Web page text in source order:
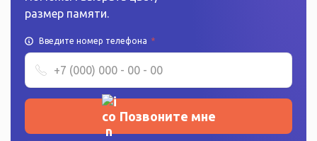
размер памяти.
Введите номер телефона *
Позвоните мне